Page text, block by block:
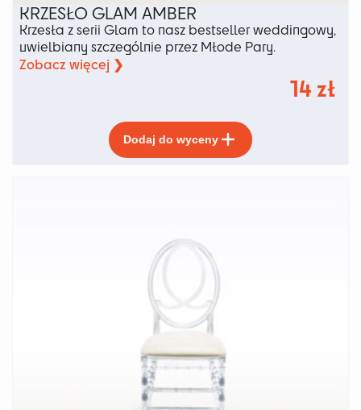
KRZESŁO GLAM AMBER
Krzesła z serii Glam to nasz bestseller weddingowy,
uwielbiany szczególnie przez Młode Pary.
Zobacz więcej ❯
14zł
Dodaj do wyceny
produkt
ma
wybrać
stronie
produktu